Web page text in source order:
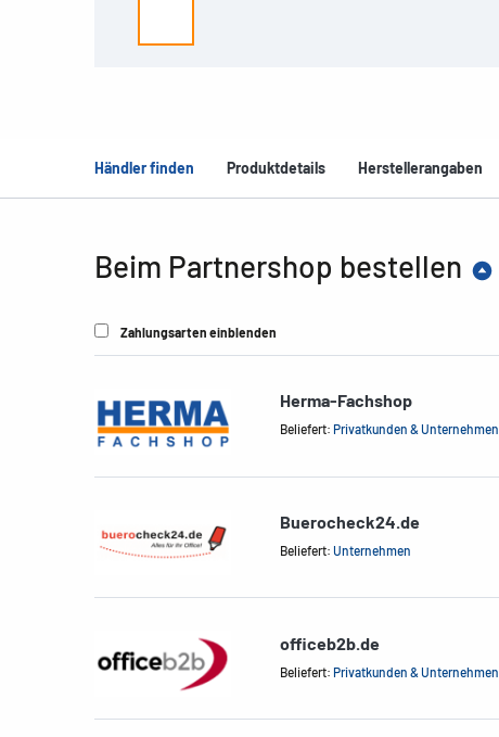
Händler finden Produktdetails Herstellerangaben
Beim Partnershop bestellen
Zahlungsarten einblenden
Herma-Fachshop
Beliefert: Privatkunden & Unternehmen
Buerocheck24.de
Beliefert: Unternehmen
officeb2b.de
Beliefert: Privatkunden & Unternehmen